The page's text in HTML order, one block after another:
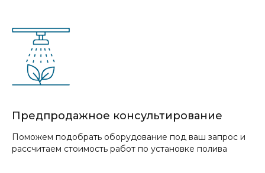
Предпродажное консультирование
Поможем подобрать оборудование под ваш запрос и
рассчитаем стоимость работ по установке полива